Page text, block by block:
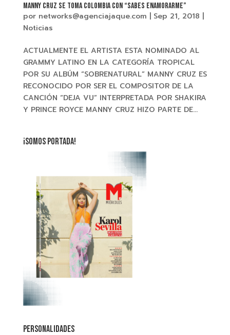
MANNY CRUZ Se toma COLOMBIA con “SABES ENAMORARME”
por networks@agenciajaque.com | Sep 21, 2018 |
Noticias
ACTUALMENTE EL ARTISTA ESTA NOMINADO AL
GRAMMY LATINO EN LA CATEGORÍA TROPICAL
POR SU ALBÚM “SOBRENATURAL” MANNY CRUZ ES
RECONOCIDO POR SER EL COMPOSITOR DE LA
CANCIÓN “DEJA VU” INTERPRETADA POR SHAKIRA
Y PRINCE ROYCE MANNY CRUZ HIZO PARTE DE...
¡SOMOS PORTADA!
PERSONALIDADES